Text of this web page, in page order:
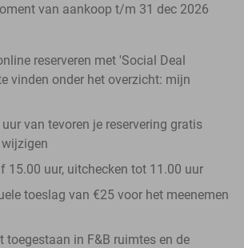
van aankoop t/m 31 dec 2026
reserveren met 'Social Deal
vinden onder het overzicht: mijn
van tevoren je reservering gratis
15.00 uur, uitchecken tot 11.00 uur
toeslag van €25 voor het meenemen
toegestaan in F&B ruimtes en de